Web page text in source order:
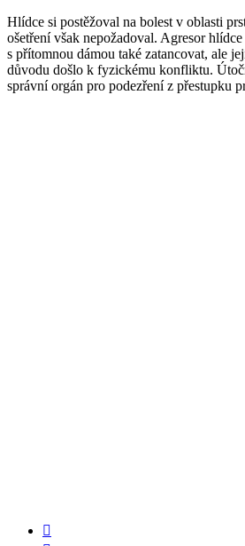
Hlídce si postěžoval na bolest v oblasti
ošetření však nepožadoval. Agresor
s přítomnou dámou také zatancovat, ale
důvodu došlo k fyzickému konfliktu.
správní orgán pro podezření z přestupku